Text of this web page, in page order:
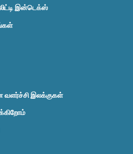
இன்டெக்ஸ்
வளர்ச்சி இலக்குகள்